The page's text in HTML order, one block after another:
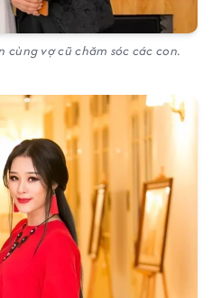
cùng vợ cũ chăm sóc các con.